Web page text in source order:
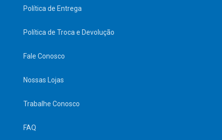
Política de Entrega
Política de Troca e Devolução
Fale Conosco
Nossas Lojas
Trabalhe Conosco
FAQ